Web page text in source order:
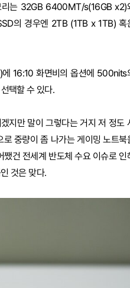
는 32GB 6400MT/s(16GB x2)
의 경우엔 2TB (1TB x 1TB) 혹
16:10 화면비의 옵션에 500nits
택할 수 있다.
지만 말이 그렇다는 거지 저 정도
중량이 좀 나가는 게이밍 노트북
건 전세계 반도체 수요 이슈로 인
것은 맞다.